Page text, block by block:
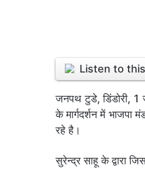
Listen to
जनपथ टुडे, डिंडोरी, 1
के मार्गदर्शन में भाजपा
रहे है।
सुरेन्द्र साहू के द्वारा